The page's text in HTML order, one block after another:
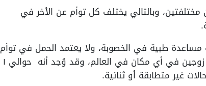
مختلفتين، وبالتالي يختلف كل توأم عن الأخر في
طبية في الخصوبة، ولا يعتمد الحمل في توأم
متطابق على العرق أو الجنس أو غيرها، وهو أمر وارد الحصول مع أي زوجين في أي مكان في العالم، وقد وُجد أنه حوالي ١